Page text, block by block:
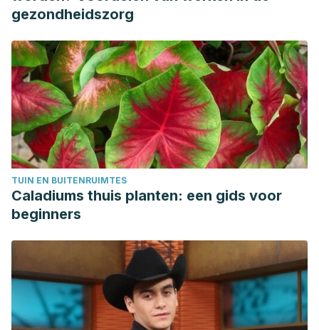
gezondheidszorg
TUIN EN BUITENRUIMTES
Caladiums thuis planten: een gids voor
beginners